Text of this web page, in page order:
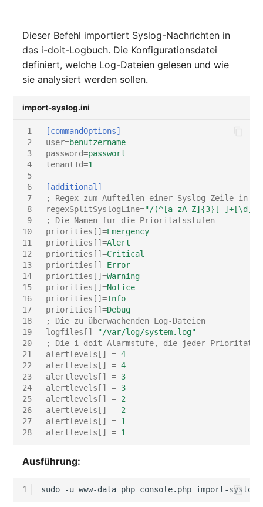
Virtuelle Maschine
Virtuelle Switche
Zugewiesene
(Person)
Zugriff
Dieser Befehl importiert Syslog-Nachrichten in
das i-doit-Logbuch. Die Konfigurationsdatei
definiert, welche Log-Dateien gelesen und wie
sie analysiert werden sollen.
import-syslog.ini
1
2
3
4
5
6
7
8
9
10
11
12
13
14
15
16
17
18
19
20
21
22
23
24
25
26
27
28
[commandOptions]
user=benutzername
password=passwort
tenantId=1
[additional]
; Regex zum Aufteilen einer Syslog-Zeile in
regexSplitSyslogLine="/(^[a-zA-Z]{3}[
; Die Namen für die Prioritätsstufen
priorities[]=Emergency
priorities[]=Alert
priorities[]=Critical
priorities[]=Error
priorities[]=Warning
priorities[]=Notice
priorities[]=Info
priorities[]=Debug
; Die zu überwachenden Log-Dateien
logfiles[]="/var/log/system.log"
; Die i-doit-Alarmstufe, die jeder Priorität
alertlevels[]
= 4
alertlevels[]
= 4
alertlevels[]
= 3
alertlevels[]
= 3
alertlevels[]
= 2
alertlevels[]
= 2
alertlevels[]
= 1
alertlevels[]
= 1
Ausführung:
1 sudo -u www-data php console.php import-syslog